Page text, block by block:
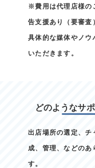
※費用は代理店様の
告支援あり（要審査
具体的な媒体やノウ
いただきます。
どのようなサ
出店場所の選定、チ
成、管理、などのあ
す。